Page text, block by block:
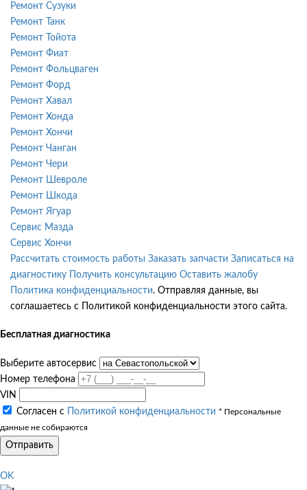
Ремонт Сузуки
Ремонт Танк
Ремонт Тойота
Ремонт Фиат
Ремонт Фольцваген
Ремонт Форд
Ремонт Хавал
Ремонт Хонда
Ремонт Хончи
Ремонт Чанган
Ремонт Чери
Ремонт Шевроле
Ремонт Шкода
Ремонт Ягуар
Сервис Мазда
Сервис Хончи
Рассчитать стоимость работы Заказать запчасти Записаться на
диагностику
Получить консультацию Оставить жалобу
Политика конфиденциальности. Отправляя данные, вы
соглашаетесь с Политикой конфиденциальности этого сайта.
Бесплатная диагностика
Выберите автосервис
Номер телефона
VIN
Согласен с
Политикой конфиденциальности * Персональные
данные не собираются
Отправить
OK